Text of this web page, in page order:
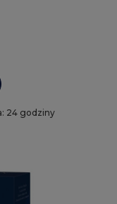
24 godziny